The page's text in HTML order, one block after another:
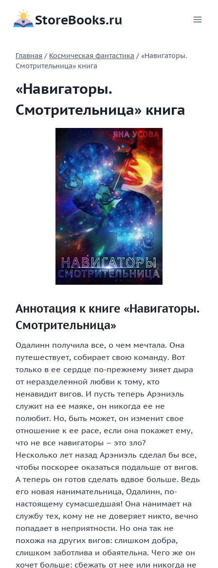
содержимому
StoreBooks.ru
Главная / Космическая фантастика / «Навигаторы.
Смотрительница» книга
«Навигаторы.
Смотрительница» книга
Аннотация к книге «Навигаторы.
Смотрительница»
Одалинн получила все, о чем мечтала. Она
путешествует, собирает свою команду. Вот
только в ее сердце по-прежнему зияет дыра
от неразделенной любви к тому, кто
ненавидит вигов. И пусть теперь Арэниэль
служит на ее маяке, он никогда ее не
полюбит. Но, быть может, он изменит свое
отношение к ее расе, если она покажет ему,
что не все навигаторы – это зло?
Несколько лет назад Арэниэль сделал бы все,
чтобы поскорее оказаться подальше от вигов.
А теперь он готов сделать вдвое больше. Ведь
его новая нанимательница, Одалинн, по-
настоящему сумасшедшая! Она нанимает на
службу тех, кому не не доверяет никто, вечно
попадает в неприятности. Но она так не
похожа на других вигов: слишком добра,
слишком заботлива и обаятельна. Чего же он
хочет больше: сбежать от нее или никогда не